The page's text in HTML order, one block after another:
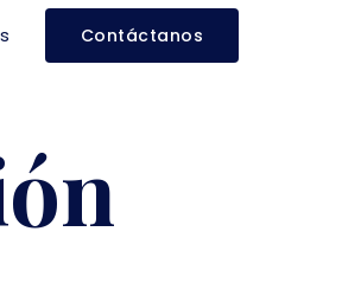
Contáctanos